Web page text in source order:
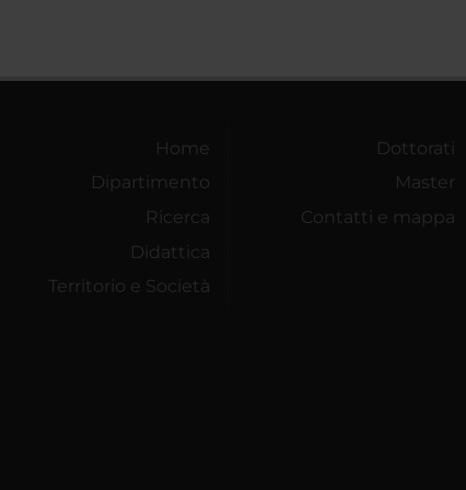
Home
Dipartimento
Ricerca
Didattica
Territorio e Società
Dottorati
Master
Contatti e mappa